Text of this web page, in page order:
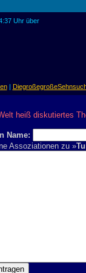
Uhr über
|
heiß diskutiertes
Name:
Assoziationen zu »